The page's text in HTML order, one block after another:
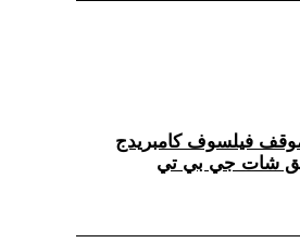
فيلسوف كامبريدج
شات جي بي تي